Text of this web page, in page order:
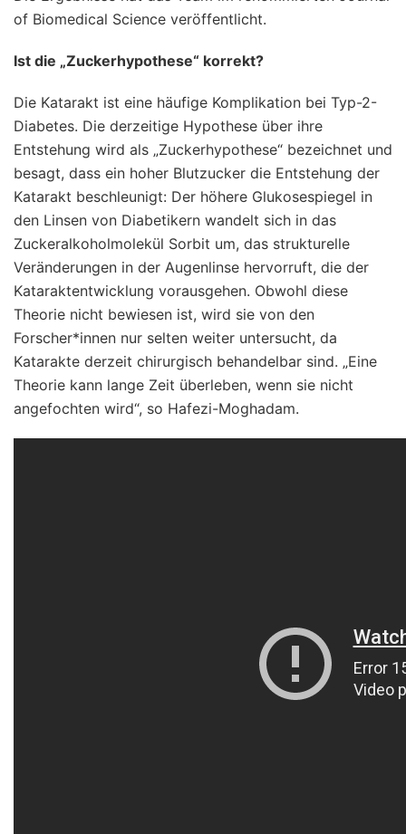
of Biomedical Science veröffentlicht.
Ist die „Zuckerhypothese“ korrekt?
Die Katarakt ist eine häufige Komplikation bei Typ-2-
Diabetes. Die derzeitige Hypothese über ihre
Entstehung wird als „Zuckerhypothese“ bezeichnet und
besagt, dass ein hoher Blutzucker die Entstehung der
Katarakt beschleunigt: Der höhere Glukosespiegel in
den Linsen von Diabetikern wandelt sich in das
Zuckeralkoholmolekül Sorbit um, das strukturelle
Veränderungen in der Augenlinse hervorruft, die der
Kataraktentwicklung vorausgehen. Obwohl diese
Theorie nicht bewiesen ist, wird sie von den
Forscher*innen nur selten weiter untersucht, da
Katarakte derzeit chirurgisch behandelbar sind. „Eine
Theorie kann lange Zeit überleben, wenn sie nicht
angefochten wird“, so Hafezi-Moghadam.